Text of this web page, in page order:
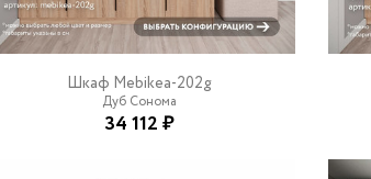
Шкаф Mebikea-202g
Дуб Сонома
34 112 ₽